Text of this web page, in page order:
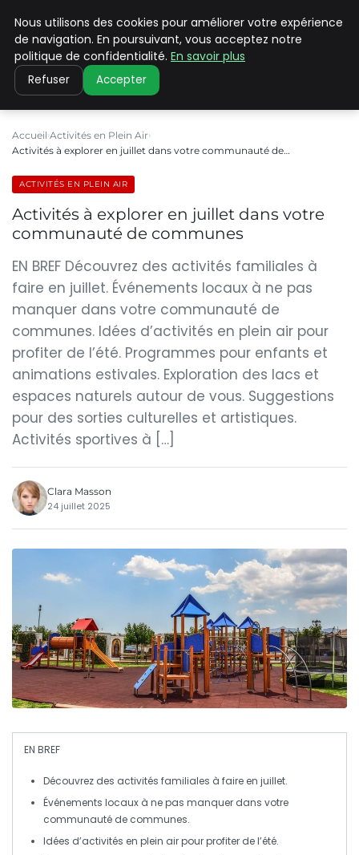
PILAT PATRIMOINES
Accueil Activités en Plein Air
Activités à explorer en juillet dans votre communauté de…
ACTIVITÉS EN PLEIN AIR
Activités à explorer en juillet dans votre
communauté de communes
EN BREF Découvrez des activités familiales à
faire en juillet. Événements locaux à ne pas
manquer dans votre communauté de
communes. Idées d’activités en plein air pour
profiter de l’été. Programmes pour enfants et
animations estivales. Exploration des lacs et
espaces naturels autour de vous. Suggestions
pour des sorties culturelles et artistiques.
Activités sportives à […]
Clara Masson
24 juillet 2025
EN BREF
Découvrez des activités familiales à faire en juillet.
Événements locaux à ne pas manquer dans votre
communauté de communes.
Idées d’activités en plein airpour profiter de l’été.
Nous utilisons des cookies pour améliorer votre expérience
de navigation. En poursuivant, vous acceptez notre
politique de confidentialité. En savoir plus
Refuser Accepter